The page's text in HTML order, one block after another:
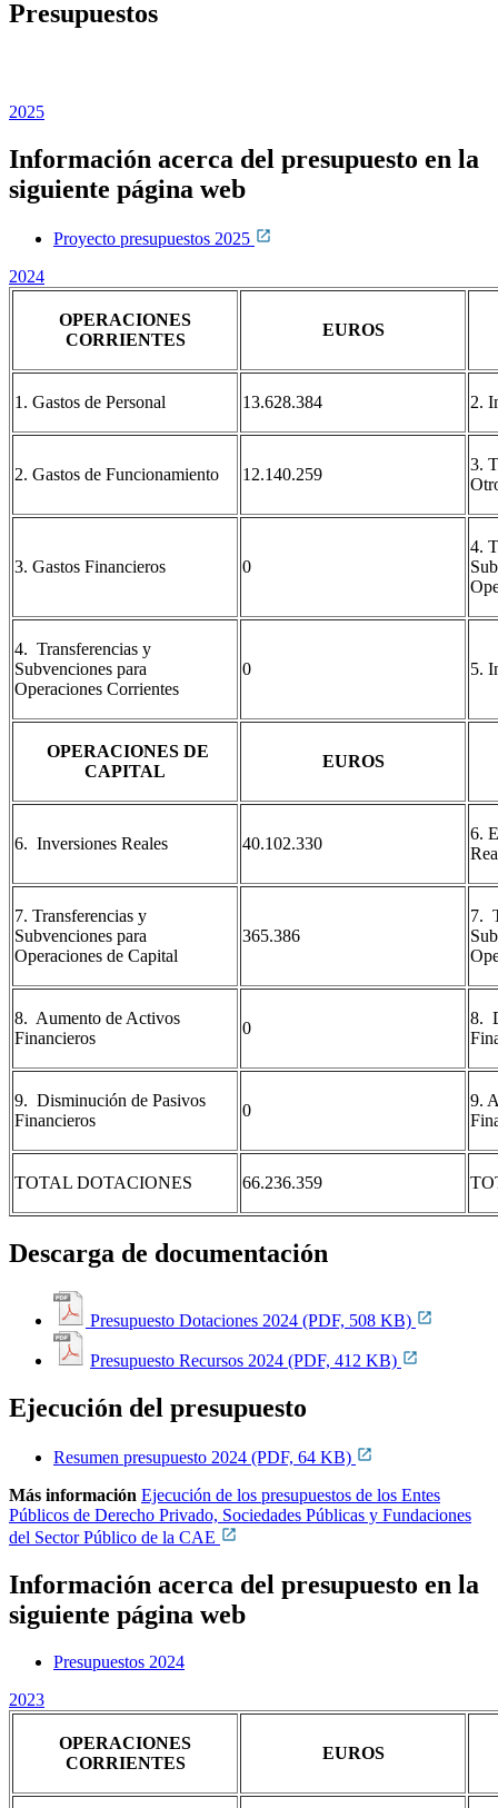
Presupuestos
2025
Información acerca del presupuesto en la
siguiente página web
Proyecto presupuestos 2025
2024
OPERACIONES
CORRIENTES
EUROS
1. Gastos de Personal 13.628.384 2.
2. Gastos de Funcionamiento 12.140.259
3.
3. Gastos Financieros 0
4.
4. Transferencias y
Subvenciones para
Operaciones Corrientes
0 5.
OPERACIONES DE
CAPITAL
EUROS
6. Inversiones Reales 40.102.330
6.
7. Transferencias y
Subvenciones para
Operaciones de Capital
365.386
7.
8. Aumento de Activos
Financieros
0
8.
9. Disminución de Pasivos
Financieros
0
9.
TOTAL DOTACIONES 66.236.359
Descarga de documentación
Presupuesto Dotaciones 2024 (PDF, 508 KB)
Presupuesto Recursos 2024 (PDF, 412 KB)
Ejecución del presupuesto
Resumen presupuesto 2024 (PDF, 64 KB)
Más información Ejecución de los presupuestos de los Entes
Públicos de Derecho Privado, Sociedades Públicas y Fundaciones
del Sector Público de la CAE
Información acerca del presupuesto en la
siguiente página web
Presupuestos 2024
2023
OPERACIONES
CORRIENTES
EUROS